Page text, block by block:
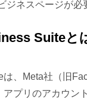
ジネスページが必
Suiteと
は、Meta社（旧
プリのアカウン